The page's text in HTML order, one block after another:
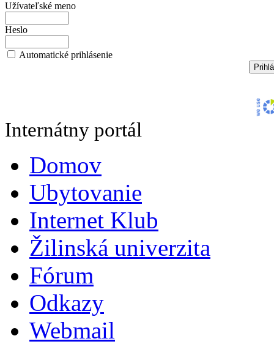
Užívateľské meno
Heslo
Automatické prihlásenie
Internátny portál
Domov
Ubytovanie
Internet Klub
Žilinská univerzita
Fórum
Odkazy
Webmail